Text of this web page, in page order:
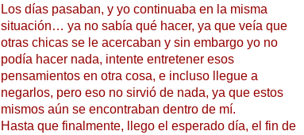
Los días pasaban, y yo continuaba en la misma
situación… ya no sabía qué hacer, ya que veía que
otras chicas se le acercaban y sin embargo yo no
podía hacer nada, intente entretener esos
pensamientos en otra cosa, e incluso llegue a
negarlos, pero eso no sirvió de nada, ya que estos
mismos aún se encontraban dentro de mí.
Hasta que finalmente, llego el esperado día, el fin de